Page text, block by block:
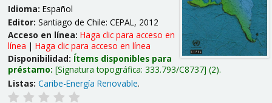
Idioma: Español
Editor: Santiago de Chile: CEPAL, 2012
Acceso en línea: Haga clic para acceso en
línea | Haga clic para acceso en línea
Disponibilidad: Ítems disponibles para
préstamo: Signatura topográfica: 333.793/C8737 (2).
Listas: Caribe-Energía Renovable.